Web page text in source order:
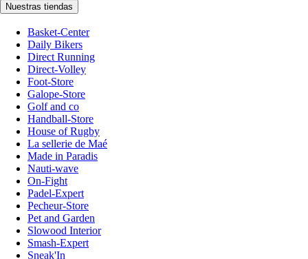
Nuestras tiendas
Basket-Center
Daily Bikers
Direct Running
Direct-Volley
Foot-Store
Galope-Store
Golf and co
Handball-Store
House of Rugby
La sellerie de Maé
Made in Paradis
Nauti-wave
On-Fight
Padel-Expert
Pecheur-Store
Pet and Garden
Slowood Interior
Smash-Expert
Sneak'In